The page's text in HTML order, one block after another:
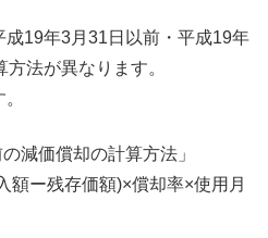
成19年3月31日以前・平成19年
法が異なります。
減価償却の計算方法」
ー残存価額)×償却率×使用月